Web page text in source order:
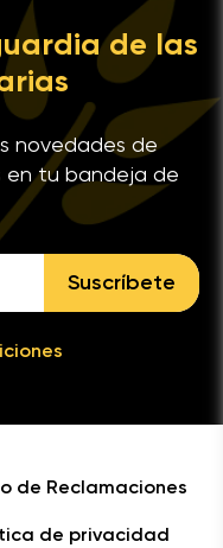
de las
novedades de
en tu bandeja de
Suscríbete
de Reclamaciones
de privacidad